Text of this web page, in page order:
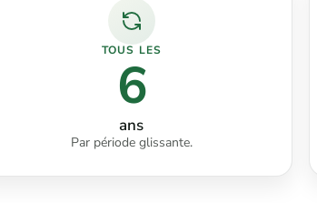
TOUS LES
6
ans
Par période glissante.